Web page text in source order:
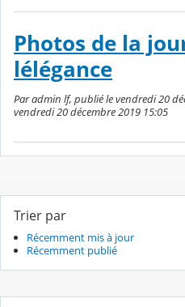
Photos de la
lélégance
Par admin lf, publié le vendredi 20
vendredi 20 décembre 2019 15:05
Trier par
Récemment mis à jour
Récemment publié